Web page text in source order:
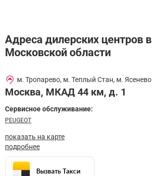
Адреса дилерских центров
Московской области
м. Тропарево, м. Теплый Стан, м. Ясенево
Москва, МКАД 44 км, д. 1
Сервисное обслуживание:
PEUGEOT
показать на карте
подробнее
Вызвать Такси